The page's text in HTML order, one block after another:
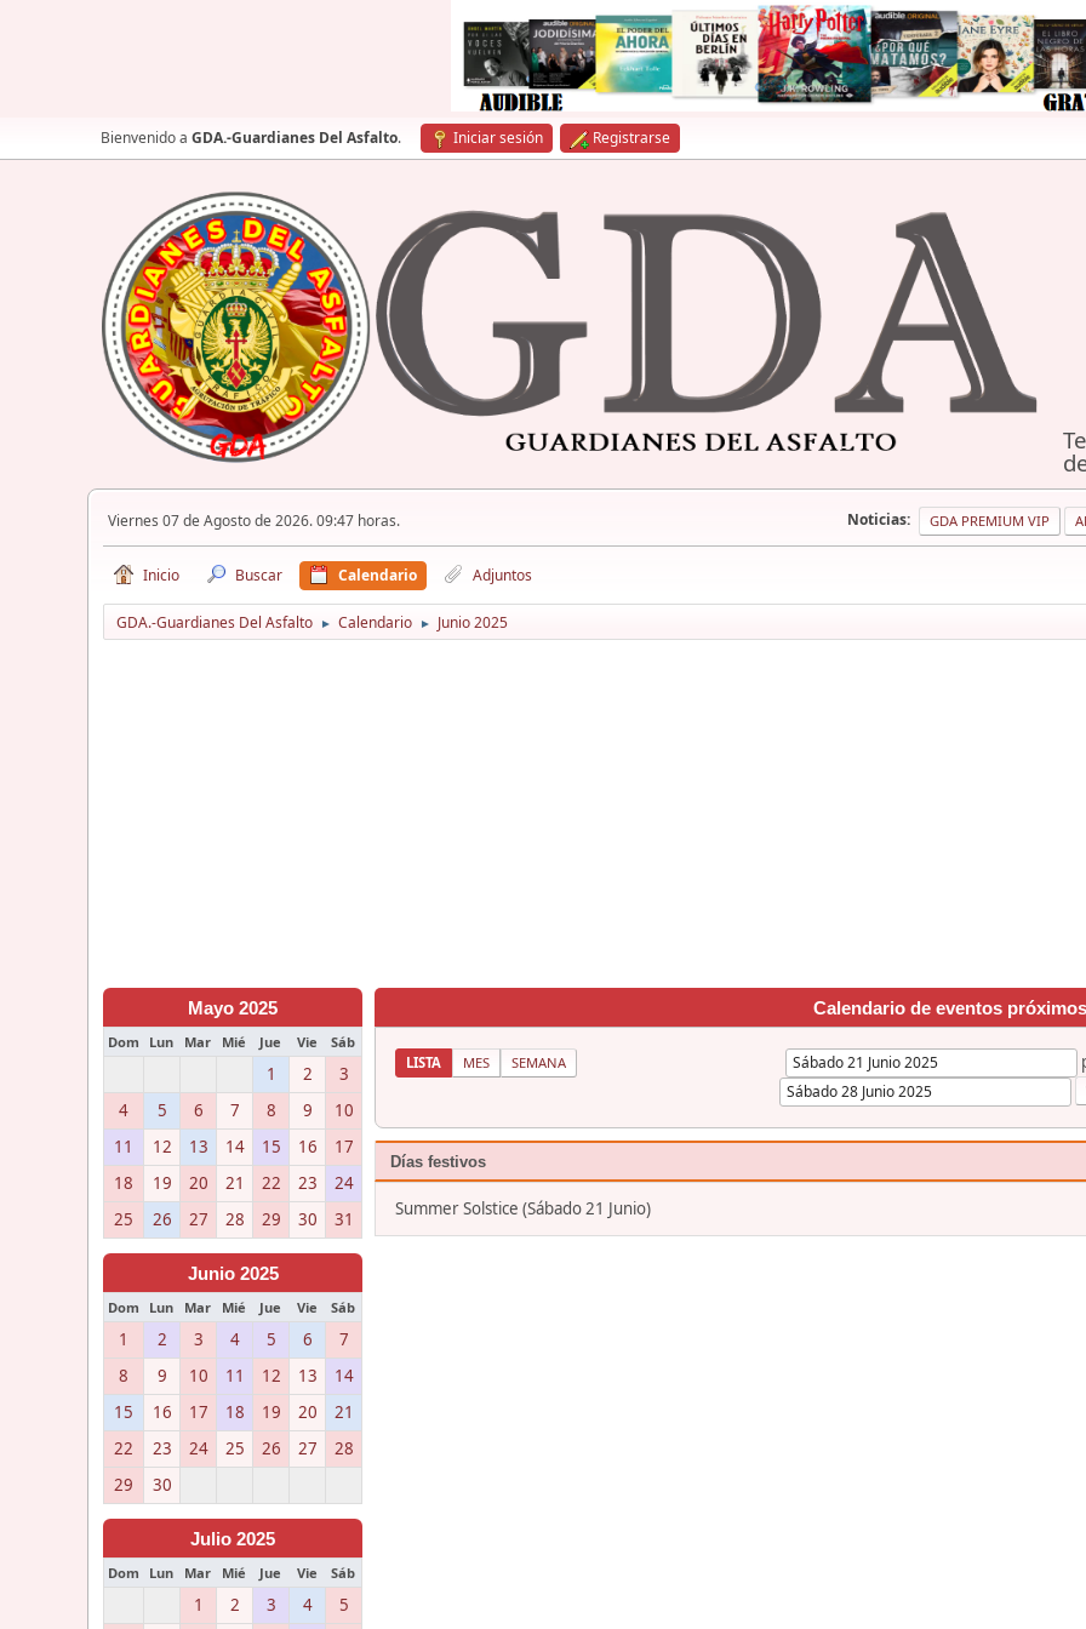
Bienvenido a GDA.-Guardianes Del Asfalto. Iniciar sesión Registrarse
Viernes 07 de Agosto de 2026. 09:47 horas. Noticias: GDA PREMIUM VIP
Inicio Buscar Calendario Adjuntos
GDA.-Guardianes Del Asfalto ► Calendario ► Junio 2025
Mayo 2025
Dom Lun Mar Mié Jue Vie Sáb
1 2
3
4
5 6 7 8 9
10
11
12 13 14 15 16
17
18
19 20 21 22 23
24
25
26 27 28 29 30 31
Junio 2025
Dom Lun Mar Mié Jue Vie Sáb
1 2 3 4 5 6
7
8
9 10 11 12 13
14
15
16 17 18 19 20
21
22
23 24 25 26 27
28
29
30
Julio 2025
Dom Lun Mar Mié Jue Vie Sáb
1 2 3 4 5
Calendario de eventos próximos
LISTA MES SEMANA
Días festivos
Summer Solstice (Sábado 21 Junio)